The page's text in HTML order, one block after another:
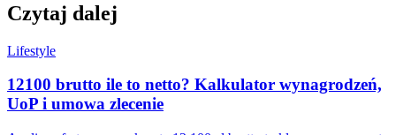
Czytaj dalej
Lifestyle
12100 brutto ile to netto? Kalkulator wynagrodzeń,
UoP i umowa zlecenie